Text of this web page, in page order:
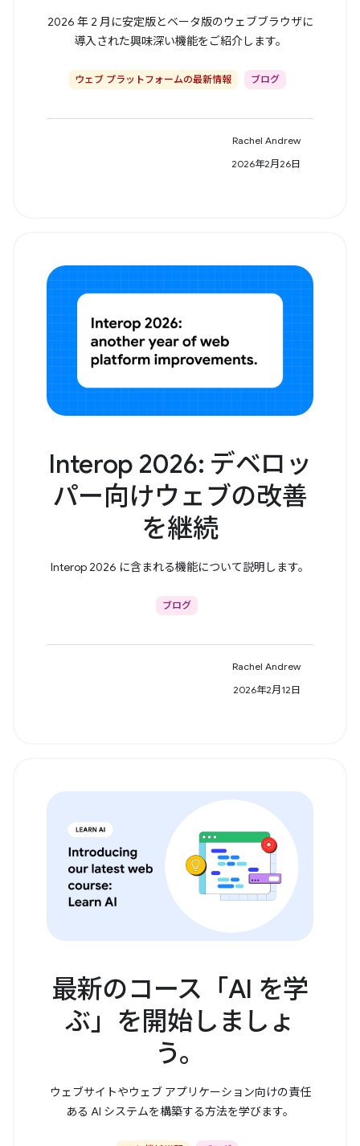
2026 年 2 月に安定版とベータ版のウェブブラウザに
導入された興味深い機能をご紹介します。
ウェブ プラットフォームの最新情報 ブログ
Rachel Andrew
2026年2月26日
Interop 2026: デベロッ
パー向けウェブの改善
を継続
Interop 2026 に含まれる機能について説明します。
ブログ
Rachel Andrew
2026年2月12日
最新のコース「AI を学
ぶ」を開始しましょ
う。
ウェブサイトやウェブ アプリケーション向けの責任
ある AI システムを構築する方法を学びます。